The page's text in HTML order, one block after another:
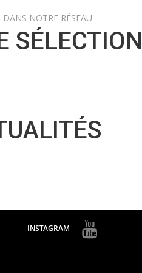
NOTRE RÉSEAU
SÉLECTION
INSTAGRAM